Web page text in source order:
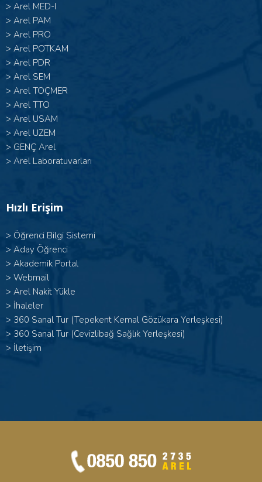
> Arel MED-I
> Arel PAM
> Arel PRO
> Arel POTKAM
> Arel PDR
> Arel SEM
> Arel TOÇMER
> Arel TTO
> Arel USAM
> Arel UZEM
> GENÇ Arel
> Arel Laboratuvarları
Hızlı Erişim
> Öğrenci Bilgi Sistemi
> Aday Öğrenci
> Akademik Portal
> Webmail
> Arel Nakit Yükle
> İhaleler
> 360 Sanal Tur (Tepekent Kemal Gözükara Yerleşkesi)
> 360 Sanal Tur (Cevizlibağ Sağlık Yerleşkesi)
> İletişim